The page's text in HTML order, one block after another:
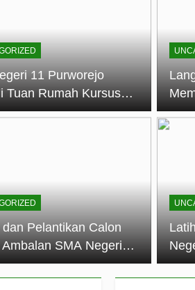
Open 2 Tahun 2026
11 Purworejo
Tuan Rumah Kursus
Pramuka Mahir
Pelantikan Calon
SMA Negeri
Membentuk Jiwa
Disiplin, dan